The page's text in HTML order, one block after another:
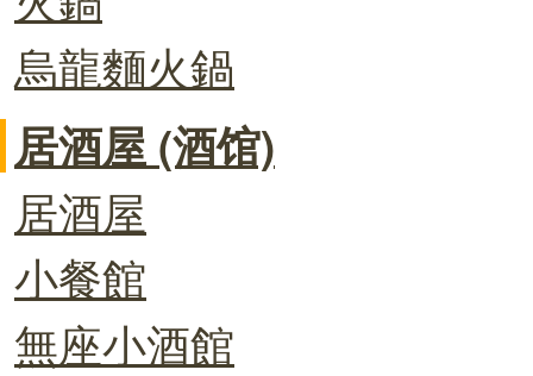
烏龍麵火鍋
居酒屋 (酒馆)
居酒屋
小餐館
無座小酒館